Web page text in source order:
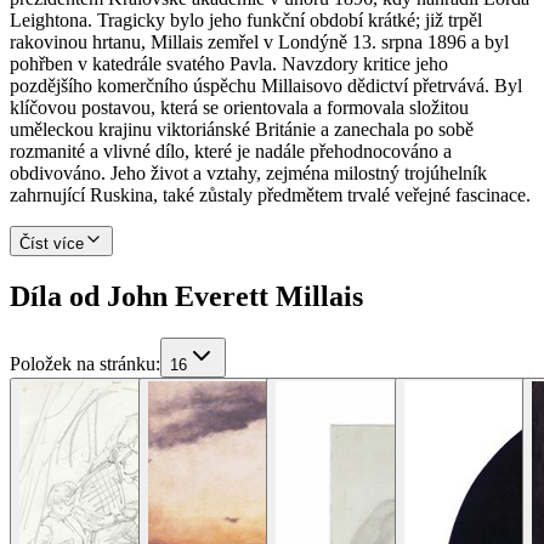
Leightona. Tragicky bylo jeho funkční období krátké; již trpěl
rakovinou hrtanu, Millais zemřel v Londýně 13. srpna 1896 a byl
pohřben v katedrále svatého Pavla. Navzdory kritice jeho
pozdějšího komerčního úspěchu Millaisovo dědictví přetrvává. Byl
klíčovou postavou, která se orientovala a formovala složitou
uměleckou krajinu viktoriánské Británie a zanechala po sobě
rozmanité a vlivné dílo, které je nadále přehodnocováno a
obdivováno. Jeho život a vztahy, zejména milostný trojúhelník
zahrnující Ruskina, také zůstaly předmětem trvalé veřejné fascinace.
Číst více
Díla od John Everett Millais
Položek na stránku: 16